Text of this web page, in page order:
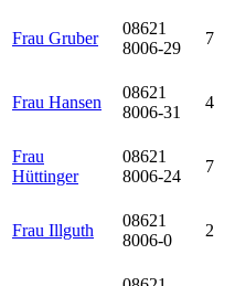
Frau Gruber
08621
8006-29
7
Frau Hansen
08621
8006-31
4
Frau
Hüttinger
08621
8006-24
7
Frau Illguth
08621
8006-0
2